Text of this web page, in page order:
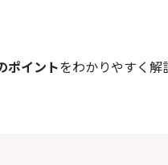
ポイントをわかりやすく解